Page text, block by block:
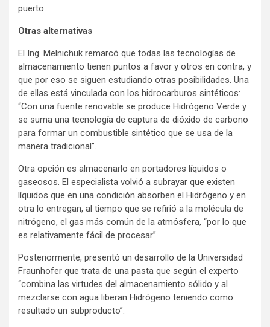
puerto.
Otras alternativas
El Ing. Melnichuk remarcó que todas las tecnologías de
almacenamiento tienen puntos a favor y otros en contra, y
que por eso se siguen estudiando otras posibilidades. Una
de ellas está vinculada con los hidrocarburos sintéticos:
“Con una fuente renovable se produce Hidrógeno Verde y
se suma una tecnología de captura de dióxido de carbono
para formar un combustible sintético que se usa de la
manera tradicional”.
Otra opción es almacenarlo en portadores líquidos o
gaseosos. El especialista volvió a subrayar que existen
líquidos que en una condición absorben el Hidrógeno y en
otra lo entregan, al tiempo que se refirió a la molécula de
nitrógeno, el gas más común de la atmósfera, “por lo que
es relativamente fácil de procesar”.
Posteriormente, presentó un desarrollo de la Universidad
Fraunhofer que trata de una pasta que según el experto
“combina las virtudes del almacenamiento sólido y al
mezclarse con agua liberan Hidrógeno teniendo como
resultado un subproducto”.